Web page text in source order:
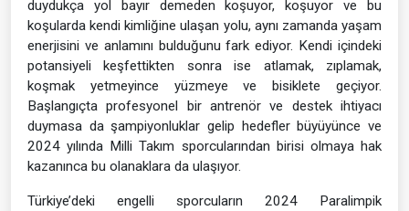
duydukça yol bayır demeden koşuyor, koşuyor ve bu
koşularda kendi kimliğine ulaşan yolu, aynı zamanda yaşam
enerjisini ve anlamını bulduğunu fark ediyor. Kendi içindeki
potansiyeli keşfettikten sonra ise atlamak, zıplamak,
koşmak yetmeyince yüzmeye ve bisiklete geçiyor.
Başlangıçta profesyonel bir antrenör ve destek ihtiyacı
duymasa da şampiyonluklar gelip hedefler büyüyünce ve
2024 yılında Milli Takım sporcularından birisi olmaya hak
kazanınca bu olanaklara da ulaşıyor.
Türkiye’deki engelli sporcuların 2024 Paralimpik